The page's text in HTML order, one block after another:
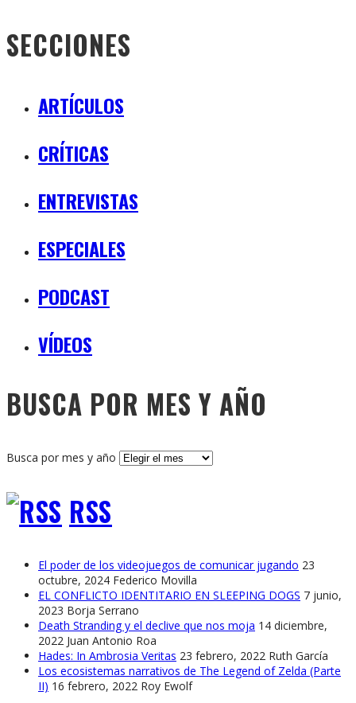
SECCIONES
ARTÍCULOS
CRÍTICAS
ENTREVISTAS
ESPECIALES
PODCAST
VÍDEOS
BUSCA POR MES Y AÑO
Busca por mes y año
RSS
El poder de los videojuegos de comunicar jugando 23
octubre, 2024 Federico Movilla
EL CONFLICTO IDENTITARIO EN SLEEPING DOGS 7 junio,
2023 Borja Serrano
Death Stranding y el declive que nos moja 14 diciembre,
2022 Juan Antonio Roa
Hades: In Ambrosia Veritas 23 febrero, 2022 Ruth García
Los ecosistemas narrativos de The Legend of Zelda (Parte
II) 16 febrero, 2022 Roy Ewolf